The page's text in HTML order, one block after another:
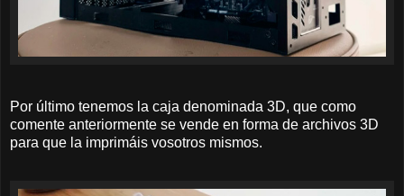
Por último tenemos la caja denominada 3D, que como
comente anteriormente se vende en forma de archivos 3D
para que la imprimáis vosotros mismos.